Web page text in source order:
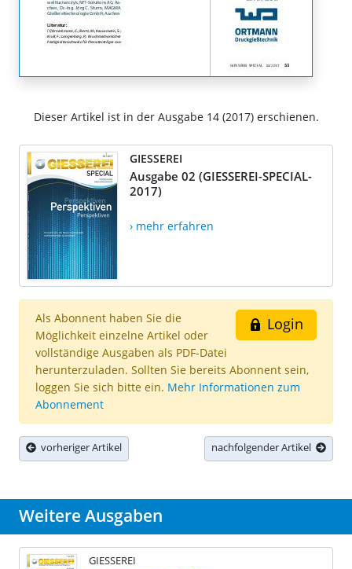
Dieser Artikel ist in der Ausgabe 14 (2017) erschienen.
GIESSEREI
Ausgabe 02 (GIESSEREI-SPECIAL-
2017)
› mehr erfahren
Login
Als Abonnent haben Sie die
Möglichkeit einzelne Artikel oder
vollständige Ausgaben als PDF-Datei
herunterzuladen. Sollten Sie bereits Abonnent sein,
loggen Sie sich bitte ein. Mehr Informationen zum
Abonnement
vorheriger Artikel nachfolgender Artikel
Weitere Ausgaben
GIESSEREI